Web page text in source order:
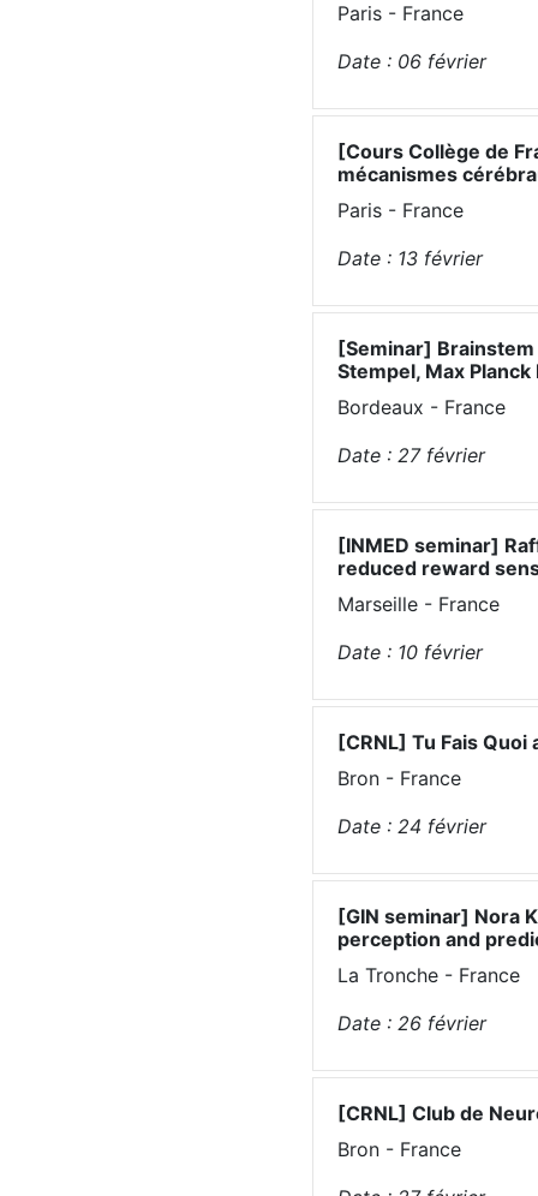
Paris - France
Date : 06 février
[Cours Collège de
mécanismes
Paris - France
Date : 13 février
[Seminar]
Stempel, Max
Bordeaux - France
Date : 27 février
[INMED seminar]
reduced reward
Marseille - France
Date : 10 février
[CRNL] Tu Fais
Bron - France
Date : 24 février
[GIN seminar] Nora
perception and
La Tronche - France
Date : 26 février
[CRNL] Club de
Bron - France